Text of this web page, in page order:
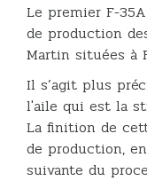
Le premier F-
de production
Martin situées à
Il s’agit plus
l'aile qui est la
La finition de
de production,
suivante du